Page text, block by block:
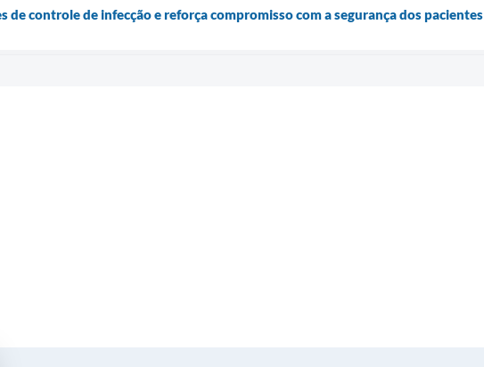
de controle de infecção e reforça compromisso com a segurança dos pacientes